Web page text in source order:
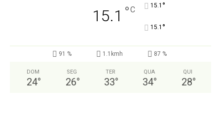
15.1 °C 15.1 °
15.1 °
91 % 1.1kmh 87 %
DOM
24°
SEG
26°
TER
33°
QUA
34°
QUI
28°